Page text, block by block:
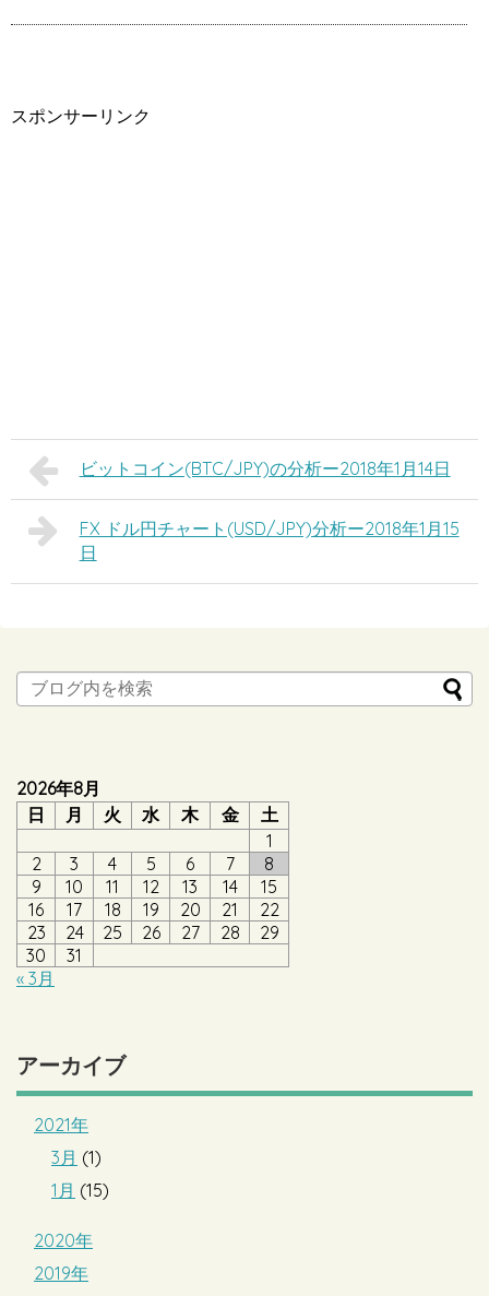
スポンサーリンク
ビットコイン(BTC/JPY)の分析ー2018年1月14日
FX ドル円チャート(USD/JPY)分析ー2018年1月15
日
2026年8月
日
月 火 水 木 金
土
1
2
3 4 5 6 7
8
9
10 11 12 13 14
15
16
17 18 19 20 21
22
23
24 25 26 27 28
29
30
31
« 3月
アーカイブ
2021年
3月 (1)
1月 (15)
2020年
2019年